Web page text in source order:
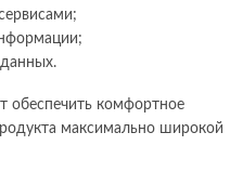
обеспечить комфортное
максимально широкой